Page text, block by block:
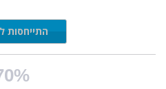
התייחסות